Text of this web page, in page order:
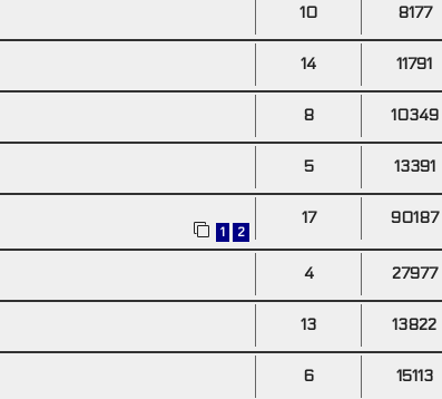
10 8177
14 11791
8 10349
5 13391
1 2
17 90187
4 27977
13 13822
6 15113